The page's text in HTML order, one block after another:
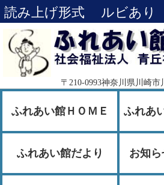
読み上げ形式 ルビあり
〒210-0993神奈川県川崎
ふれあい館ＨＯＭＥ ふれあ
ふれあい館だより お知